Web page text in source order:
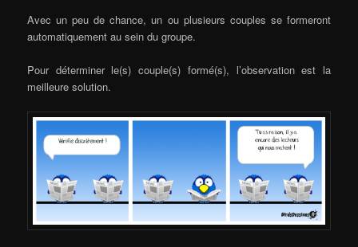
Avec un peu de chance, un ou plusieurs couples se formeront
automatiquement au sein du groupe.
Pour déterminer le(s) couple(s) formé(s), l’observation est la
meilleure solution.